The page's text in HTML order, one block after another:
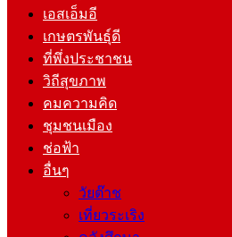
เอสเอ็มอี
เกษตรพันธุ์ดี
ที่พึ่งประชาชน
วิถีสุขภาพ
คมความคิด
ชุมชนเมือง
ช่อฟ้า
อื่นๆ
วัยต๊าช
เที่ยวระเริง